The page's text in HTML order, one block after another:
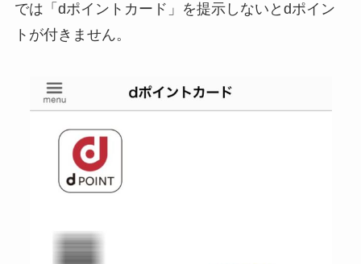
では「dポイントカード」を提示しないとdポイン
トが付きません。